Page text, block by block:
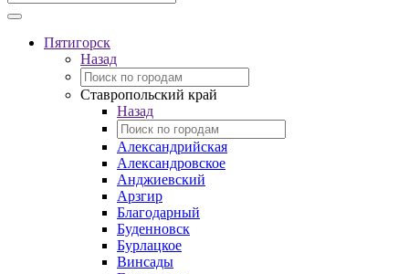
Пятигорск
Назад
Ставропольский край
Назад
Александрийская
Александровское
Анджиевский
Арзгир
Благодарный
Буденновск
Бурлацкое
Винсады